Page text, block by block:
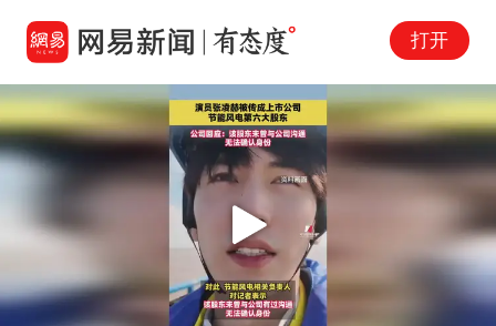
打开
Play